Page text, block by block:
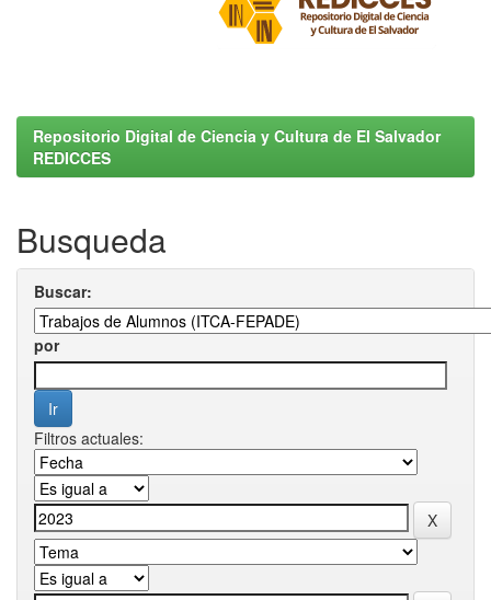
Repositorio Digital de Ciencia y Cultura de El Salvador
REDICCES
Busqueda
Buscar:
por
Filtros actuales: